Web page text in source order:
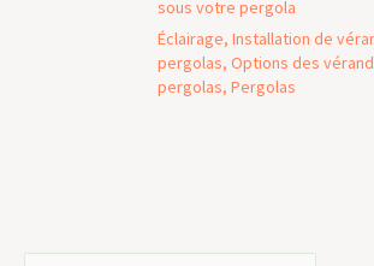
sous votre pergola
Éclairage, Installation de
pergolas, Options des
pergolas, Pergolas